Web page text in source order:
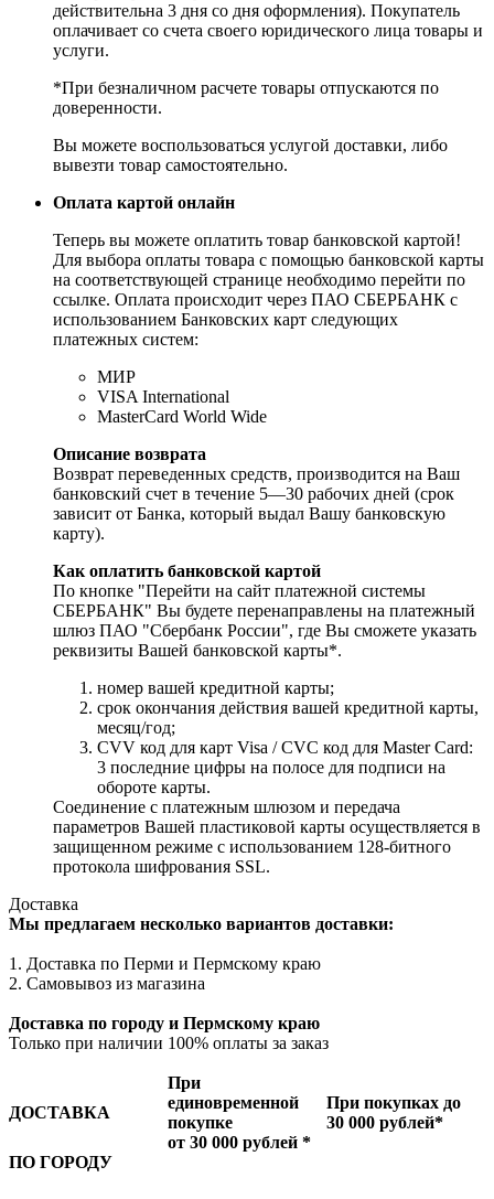
действительна 3 дня со дня оформления). Покупатель
оплачивает со счета своего юридического лица товары и
услуги.
*При безналичном расчете товары отпускаются по
доверенности.
Вы можете воспользоваться услугой доставки, либо
вывезти товар самостоятельно.
Оплата картой онлайн
Теперь вы можете оплатить товар банковской картой!
Для выбора оплаты товара с помощью банковской карты
на соответствующей странице необходимо перейти по
ссылке. Оплата происходит через ПАО СБЕРБАНК с
использованием Банковских карт следующих
платежных систем:
МИР
VISA International
MasterCard World Wide
Описание возврата
Возврат переведенных средств, производится на Ваш
банковский счет в течение 5—30 рабочих дней (срок
зависит от Банка, который выдал Вашу банковскую
карту).
Как оплатить банковской картой
По кнопке "Перейти на сайт платежной системы
СБЕРБАНК" Вы будете перенаправлены на платежный
шлюз ПАО "Сбербанк России", где Вы сможете указать
реквизиты Вашей банковской карты*.
номер вашей кредитной карты;
cрок окончания действия вашей кредитной карты,
месяц/год;
CVV код для карт Visa / CVC код для Master Card:
3 последние цифры на полосе для подписи на
обороте карты.
Соединение с платежным шлюзом и передача
параметров Вашей пластиковой карты осуществляется в
защищенном режиме с использованием 128-битного
протокола шифрования SSL.
Доставка
Мы предлагаем несколько вариантов доставки:
1. Доставка по Перми и Пермскому краю
2. Самовывоз из магазина
Доставка по городу и Пермскому краю
Только при наличии 100% оплаты за заказ
ДОСТАВКА
При
единовременной
покупке
от 30 000 рублей *
При покупках до
30 000 рублей*
ПО ГОРОДУ